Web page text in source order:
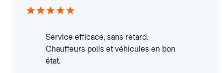
Service efficace, sans retard.
Chauffeurs polis et véhicules en bon
état.